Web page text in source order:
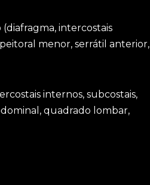
intercostais
menor, serrátil anterior,
internos, subcostais,
quadrado lombar,